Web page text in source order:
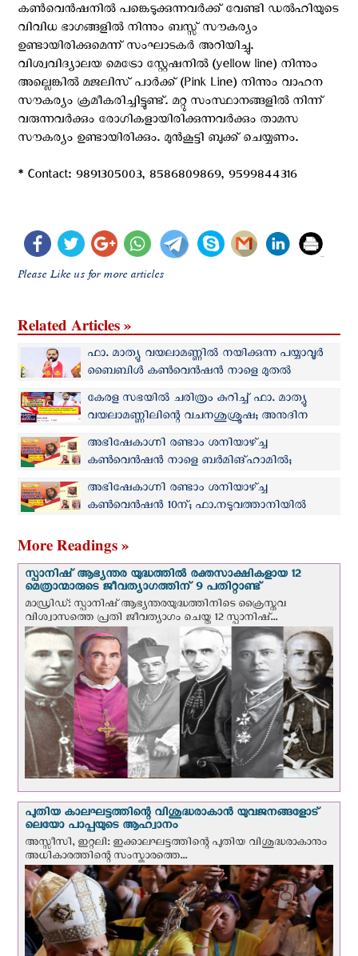
കൺവെൻഷനിൽ പങ്കെടുക്കുന്നവർക്ക് വേണ്ടി ഡൽഹിയുടെ
വിവിധ ഭാഗങ്ങളിൽ നിന്നും ബസ്സ് സൗകര്യം
ഉണ്ടായിരിക്കുമെന്ന് സംഘാടകര്‍ അറിയിച്ചു.
വിശ്വവിദ്യാലയ മെട്രോ സ്റ്റേഷനിൽ (yellow line) നിന്നും
അല്ലെങ്കിൽ മജലിസ് പാർക്ക് (Pink Line) നിന്നും വാഹന
സൗകര്യം ക്രമീകരിച്ചിട്ടുണ്ട്. മറ്റു സംസ്ഥാനങ്ങളിൽ നിന്ന്
വരുന്നവർക്കും രോഗികളായിരിക്കുന്നവർക്കും താമസ
സൗകര്യം ഉണ്ടായിരിക്കും. മുൻകൂട്ടി ബുക്ക് ചെയ്യണം.
* Contact: 9891305003, 8586809869, 9599844316
Please Like us for more articles
Related Articles »
ഫാ. മാത്യു വയലാമണ്ണിൽ നയിക്കുന്ന പയ്യാവൂർ
ബൈബിൾ കൺവെൻഷൻ നാളെ മുതൽ
കേരള സഭയില്‍ ചരിത്രം കുറിച്ച് ഫാ. മാത്യു
വയലാമണ്ണിലിന്റെ വചനശുശ്രൂഷ; അനുദിന
ഓണ്‍ലൈന്‍ ശുശ്രൂഷയില്‍ തത്സമയം
പങ്കെടുക്കുന്നത് ഒന്നര ലക്ഷത്തോളം പേര്‍
അഭിഷേകാഗ്നി രണ്ടാം ശനിയാഴ്ച്ച
കൺവെൻഷൻ നാളെ ബർമിങ്ഹാമിൽ;
ഫാ.ഷൈജു നടുവത്താനിയിൽ നയിക്കുന്ന
കൺവെൻഷനിൽ ഫാ. മാത്യു വയലാമണ്ണിൽ
അഭിഷേകാഗ്നി രണ്ടാം ശനിയാഴ്ച്ച
കൺവെൻഷൻ 10ന്; ഫാ.നടുവത്താനിയിൽ
വയലാമണ്ണിലും
More Readings »
സ്പാനിഷ് ആഭ്യന്തര യുദ്ധത്തില്‍ രക്തസാക്ഷികളായ 12
മെത്രാന്മാരുടെ ജീവത്യാഗത്തിന് 9 പതിറ്റാണ്ട്
മാഡ്രിഡ്: സ്പാനിഷ് ആഭ്യന്തരയുദ്ധത്തിനിടെ ക്രൈസ്തവ
വിശ്വാസത്തെ പ്രതി ജീവത്യാഗം ചെയ്ത 12 സ്പാനിഷ്...
പുതിയ കാലഘട്ടത്തിന്റെ വിശുദ്ധരാകാന്‍ യുവജനങ്ങളോട്
ലെയോ പാപ്പയുടെ ആഹ്വാനം
അസ്സീസി, ഇറ്റലി: ഇക്കാലഘട്ടത്തിന്റെ പുതിയ വിശുദ്ധരാകാനും
അധികാരത്തിന്റെ സംസ്കാരത്തെ...